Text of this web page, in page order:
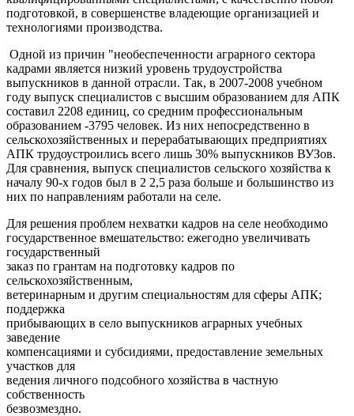
подготовкой, в совершенстве владеющие организацией и
технологиями производства.
Одной из причин "необеспеченности аграрного сектора
кадрами является низкий уровень трудоустройства
выпускников в данной отрасли. Так, в 2007-2008 учебном
году выпуск специалистов с высшим образованием для АПК
составил 2208 единиц, со средним профессиональным
образованием -3795 человек. Из них непосредственно в
сельскохозяйственных и перерабатывающих предприятиях
АПК трудоустроились всего лишь 30% выпускников ВУЗов.
Для сравнения, выпуск специалистов сельского хозяйства к
началу 90-х годов был в 2 2,5 раза больше и большинство из
них по направлениям работали на селе.
Для решения проблем нехватки кадров на селе необходимо
государственное вмешательство: ежегодно увеличивать
государственный
заказ по грантам на подготовку кадров по
сельскохозяйственным,
ветеринарным и другим специальностям для сферы АПК;
поддержка
прибывающих в село выпускников аграрных учебных
заведение
компенсациями и субсидиями, предоставление земельных
участков для
ведения личного подсобного хозяйства в частную
собственность
безвозмездно.